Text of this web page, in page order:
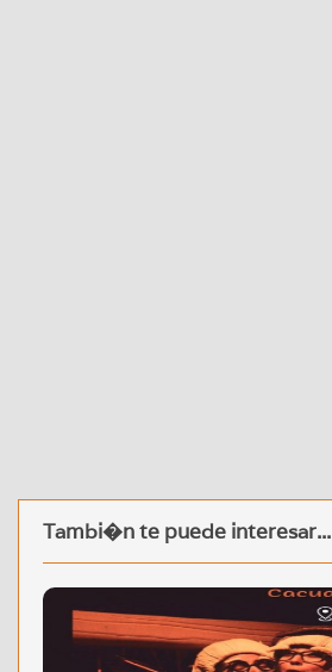
Tambi�n te puede interesar...